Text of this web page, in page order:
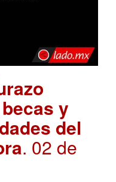
y
del
. 02 de